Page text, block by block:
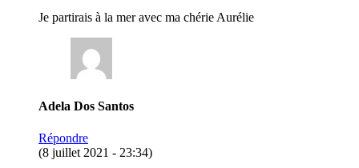
Je partirais à la mer avec ma chérie Aurélie
Adela Dos Santos
Répondre
(8 juillet 2021 - 23:34)